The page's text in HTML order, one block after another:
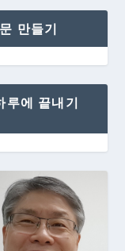
만들기
루에 끝내기